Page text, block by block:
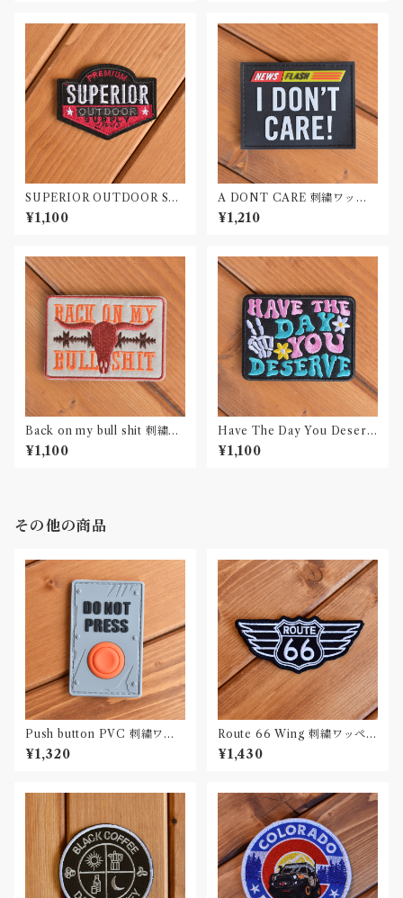
SUPERIOR OUTDOOR SU
PLY 刺繍ワッペン Patch
¥1,100
A DONT CARE 刺繍ワッペ
ン Patch
¥1,210
Back on my bull shit 刺繍ワ
ッペン Patch
¥1,100
Have The Day You Deserv
e 刺繍ワッペン Patch
¥1,100
その他の商品
Push button PVC 刺繍ワッ
ペン Patch
¥1,320
Route 66 Wing 刺繍ワッペン
Patch
¥1,430